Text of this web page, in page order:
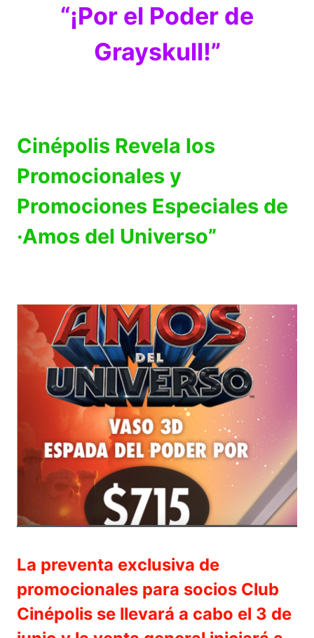
“¡Por el Poder de
Grayskull!”
Cinépolis Revela los
Promocionales y
Promociones Especiales de
·Amos del Universo”
La preventa exclusiva de
promocionales para socios Club
Cinépolis se llevará a cabo el 3 de